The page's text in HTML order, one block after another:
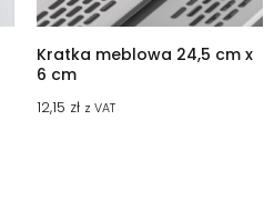
Kratka meblowa 24,5 cm x
6 cm
12,15 zł z VAT